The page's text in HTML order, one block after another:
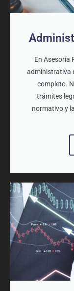
En Asesoría
administrativa
completo.
trámites
normativo y